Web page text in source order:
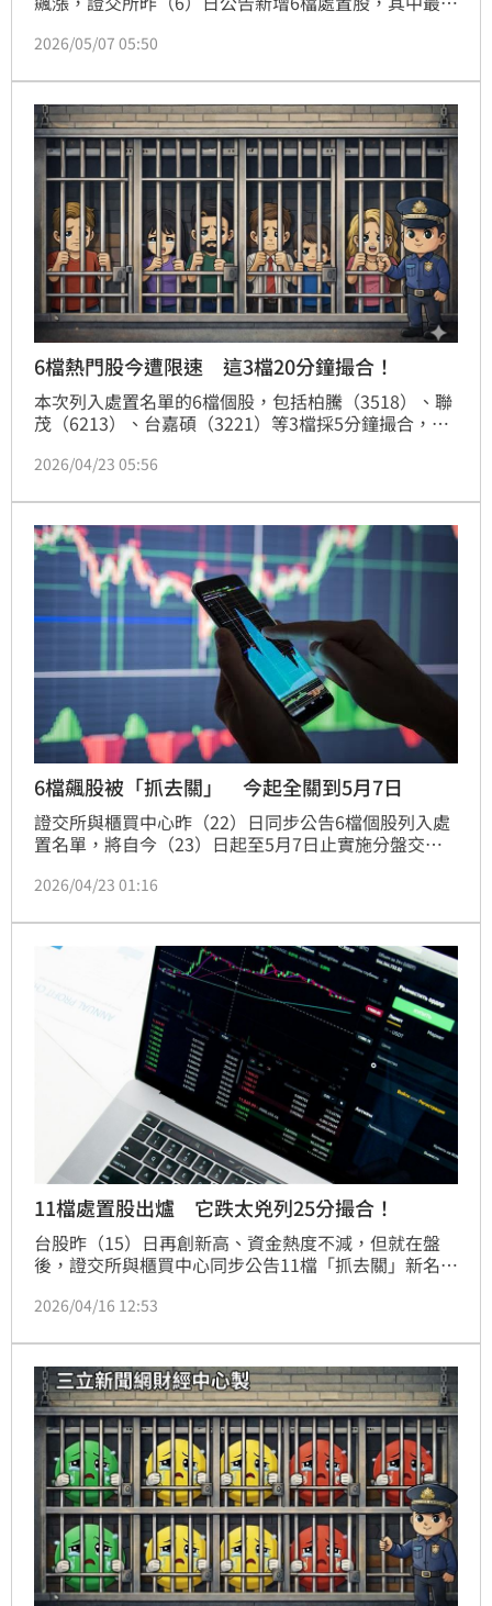
入「抓去關」名單，成為處置交易制度上，罕見市值超
根據公告，6檔個股處置期間自今（7）日起一路關到5
月20日，其中4檔採5分鐘人工撮合、2檔則升級為20分
鐘撮合。
2026/05/07 05:50
6檔熱門股今遭限速 這3檔20分鐘撮合！
本次列入處置名單的6檔個股，包括柏騰（3518）、聯
茂（6213）、台嘉碩（3221）等3檔採5分鐘撮合，而
則採20分鐘撮合，其中誠美材因已在處置期間，遭延長
中心昨（22）日公告6檔個股列入處置名單，將自今
（23）日起至5月7日止實施分盤交易，其中多檔個股
短線漲幅動輒超過30%，引發主管機關出手降溫。
2026/04/23 05:56
6檔飆股被「抓去關」 今起全關到5月7日
證交所與櫃買中心昨（22）日同步公告6檔個股列入處
置名單，將自今（23）日起至5月7日止實施分盤交
發主管機關出手降溫。
2026/04/23 01:16
11檔處置股出爐 它跌太兇列25分撮合！
台股昨（15）日再創新高、資金熱度不減，但就在盤
後，證交所與櫃買中心同步公告11檔「抓去關」新名
股大量（3167）與綠能股森崴能源（6806）皆遭延長
日，成為本波受矚目的「關最久學長」，市場追價氣氛
明顯降溫。
2026/04/16 12:53